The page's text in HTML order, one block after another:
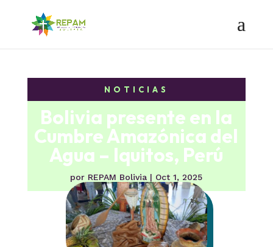
NOTICIAS
Bolivia presente en la
Cumbre Amazónica del
Agua – Iquitos, Perú
por REPAM Bolivia | Oct 1, 2025